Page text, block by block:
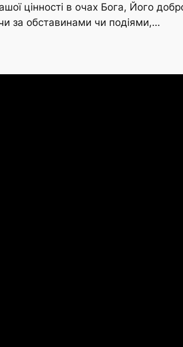
цінності в очах Бога, Його
за обставинами чи подіями,…